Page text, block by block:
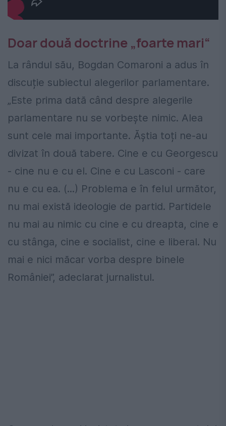
Doar două doctrine „foarte mari“
La rândul său, Bogdan Comaroni a adus în
discuție subiectul alegerilor parlamentare.
„Este prima dată când despre alegerile
parlamentare nu se vorbește nimic. Alea
sunt cele mai importante. Ăștia toți ne-au
divizat în două tabere. Cine e cu Georgescu
- cine nu e cu el. Cine e cu Lasconi - care
nu e cu ea. (...) Problema e în felul următor,
nu mai există ideologie de partid. Partidele
nu mai au nimic cu cine e cu dreapta, cine e
cu stânga, cine e socialist, cine e liberal. Nu
mai e nici măcar vorba despre binele
României”, adeclarat jurnalistul.